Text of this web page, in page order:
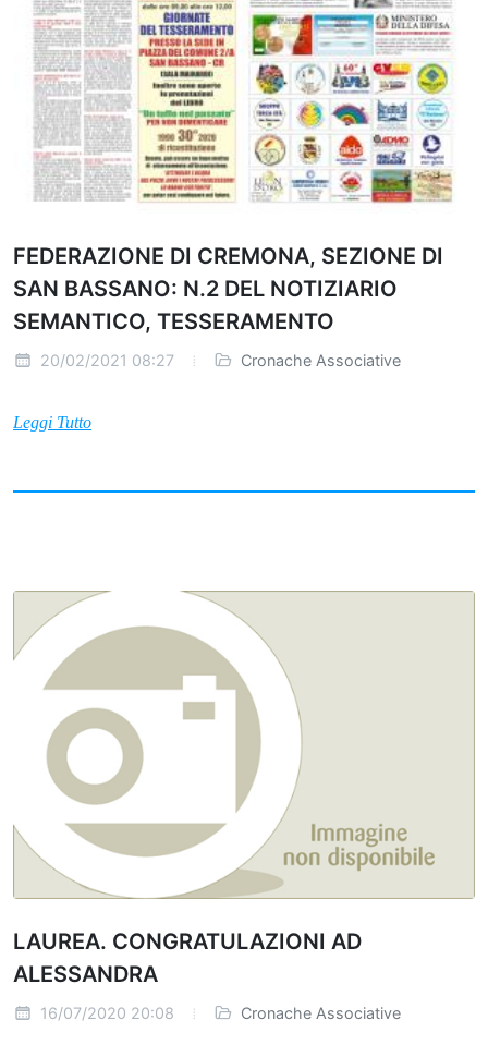
FEDERAZIONE DI CREMONA, SEZIONE DI
SAN BASSANO: N.2 DEL NOTIZIARIO
SEMANTICO, TESSERAMENTO
20/02/2021 08:27 Cronache Associative
Leggi Tutto
LAUREA. CONGRATULAZIONI AD
ALESSANDRA
16/07/2020 20:08 Cronache Associative